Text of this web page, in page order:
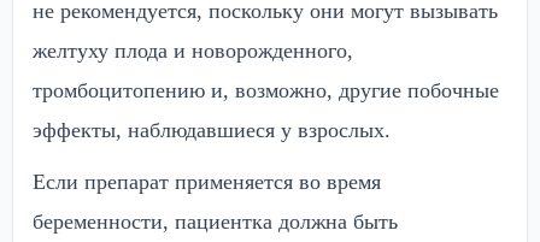
не рекомендуется, поскольку они могут вызывать
желтуху плода и новорожденного,
тромбоцитопению и, возможно, другие побочные
эффекты, наблюдавшиеся у взрослых.
Если препарат применяется во время
беременности, пациентка должна быть